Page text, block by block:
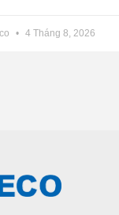
4 Tháng 8, 2026